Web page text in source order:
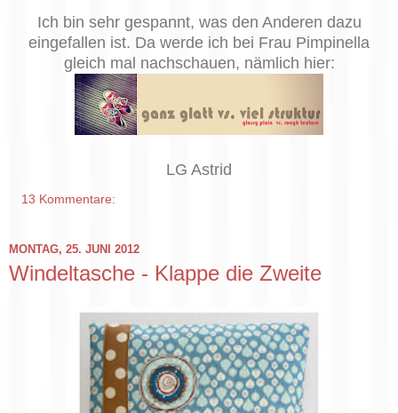
Ich bin sehr gespannt, was den Anderen dazu
eingefallen ist. Da werde ich bei Frau Pimpinella
gleich mal nachschauen, nämlich hier:
LG Astrid
13 Kommentare:
MONTAG, 25. JUNI 2012
Windeltasche - Klappe die Zweite